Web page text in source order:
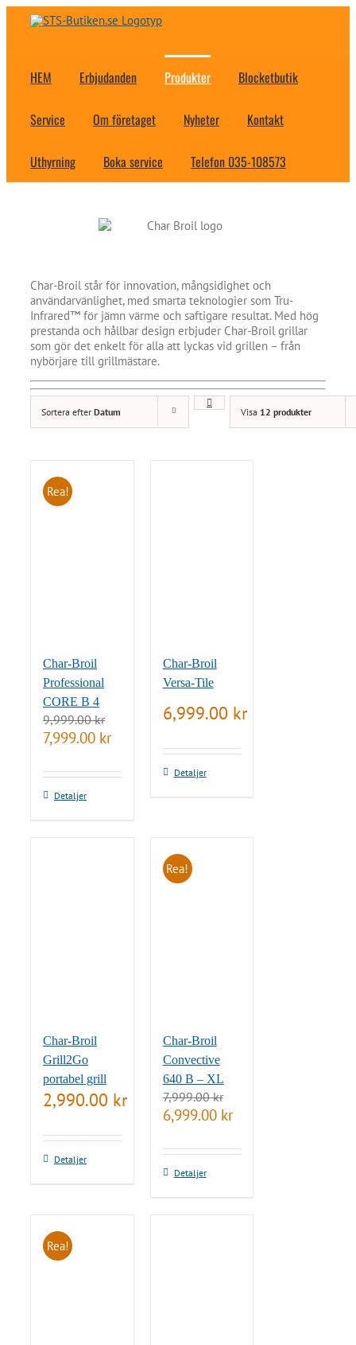
Fortsätt
HEM Erbjudanden Produkter Blocketbutik
Service Om företaget Nyheter Kontakt
Uthyrning Boka service Telefon 035-108573
Char-Broil står för innovation, mångsidighet och
användarvänlighet, med smarta teknologier som Tru-
Infrared™ för jämn värme och saftigare resultat. Med hög
prestanda och hållbar design erbjuder Char-Broil grillar
som gör det enkelt för alla att lyckas vid grillen – från
nybörjare till grillmästare.
Sortera efter Datum Visa 12 produkter
Rea!
Char-Broil
Professional
CORE B 4
9,999.00kr
Det
ursprungliga
var:
9,999.00 kr.
7,999.00 krDet
är:
Detaljer
Char-Broil
Versa-Tile
6,999.00 kr
Detaljer
Char-Broil
Grill2Go
portabel grill
2,990.00 kr
Detaljer
Rea!
Char-Broil
Convective
640 B – XL
7,999.00kr
Det
ursprungliga
var:
7,999.00 kr.
6,999.00 krDet
är:
Detaljer
Rea!